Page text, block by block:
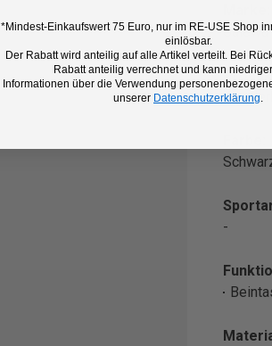
Salewa
-
*Mindest-Einkaufswert 75 Euro, nur im RE-USE Shop
einlösbar.
Der Rabatt wird anteilig auf alle Artikel verteilt. Bei
Rabatt anteilig verrechnet und kann
Informationen über die Verwendung
unserer Datenschutzerklärung.